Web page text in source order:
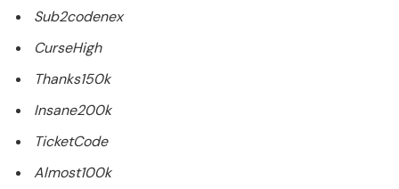
Sub2codenex
CurseHigh
Thanks150k
Insane200k
TicketCode
Almost100k